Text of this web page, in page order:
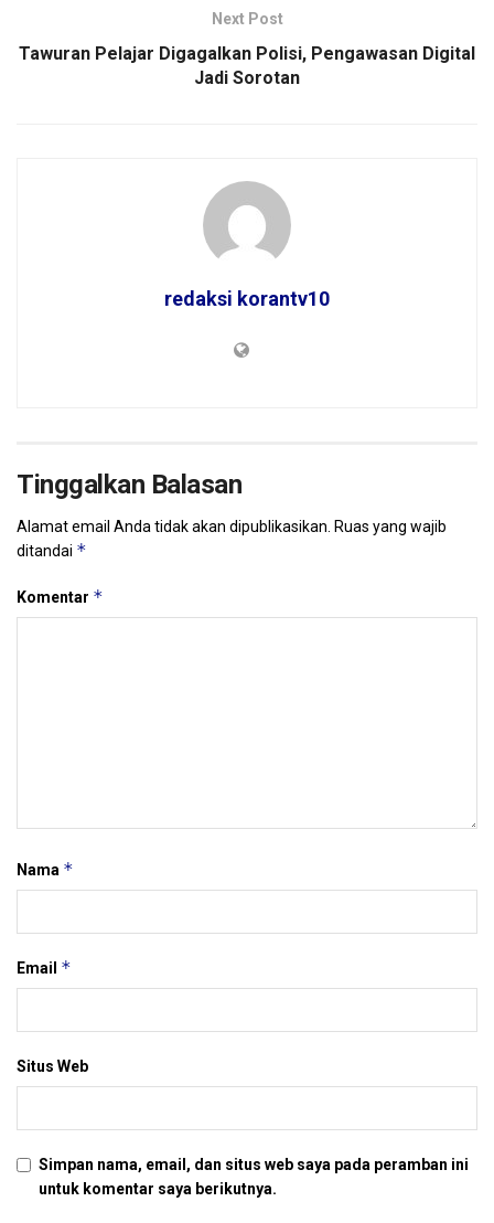
Next Post
Tawuran Pelajar Digagalkan Polisi, Pengawasan Digital
Jadi Sorotan
redaksi korantv10
Tinggalkan Balasan
Alamat email Anda tidak akan dipublikasikan. Ruas yang wajib
ditandai *
Komentar *
Nama *
Email *
Situs Web
Simpan nama, email, dan situs web saya pada peramban ini
untuk komentar saya berikutnya.